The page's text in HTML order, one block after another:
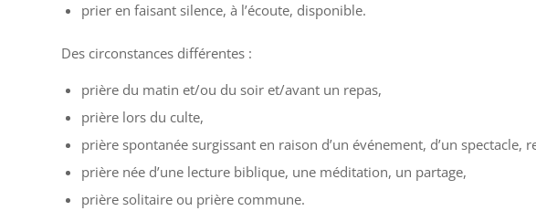
prier en faisant silence, à l’écoute, disponible.
Des circonstances différentes :
prière du matin et/ou du soir et/avant un repas,
prière lors du culte,
prière spontanée surgissant en raison d’un événement, d’un spectacle,
prière née d’une lecture biblique, une méditation, un partage,
prière solitaire ou prière commune.